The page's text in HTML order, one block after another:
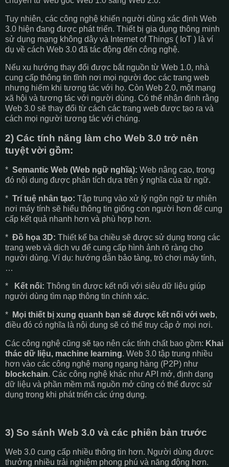
Tuy nhiên, các công nghệ khiến người dùng xác định Web
3.0 hiện đang được phát triển. Thiết bị gia dụng thông minh
sử dụng mạng không dây và Internet of Things ( IoT ) là ví
dụ về cách Web 3.0 đã tác động đến công nghệ.
Nếu xu hướng thay đổi được bắt nguồn từ Web 1.0, nhà
cung cấp thông tin tĩnh nơi mọi người đọc các trang web
nhưng hiếm khi tương tác với họ. Còn Web 2.0, một mạng
xã hội và tương tác với người dùng. Có thể nhận định rằng
Web 3.0 sẽ thay đổi từ cách các trang web được tạo ra và
cách mọi người tương tác với chúng.
2) Các tính năng làm cho Web 3.0 trở nên
tuyệt vời gồm:
* Semantic Web (Web ngữ nghĩa): Web nâng cao, trong
đó nội dung được phân tích dựa trên ý nghĩa của từ ngữ.
* Trí tuệ nhân tạo: Tập trung vào xử lý ngôn ngữ tự nhiên
nơi máy tính sẽ hiểu thông tin giống con người hơn để cung
cấp kết quả nhanh hơn và phù hợp hơn.
* Đồ họa 3D: Thiết kế ba chiều sẽ được sử dụng trong các
trang web và dịch vụ để cung cấp hình ảnh rõ ràng cho
người dùng. Ví dụ: hướng dẫn bảo tàng, trò chơi máy tính,
…
* Kết nối: Thông tin được kết nối với siêu dữ liệu giúp
người dùng tìm nạp thông tin chính xác.
* Mọi thiết bị xung quanh bạn sẽ được kết nối với web,
điều đó có nghĩa là nội dung sẽ có thể truy cập ở mọi nơi.
Các công nghệ cũng sẽ tạo nên các tính chất bao gồm: Khai
thác dữ liệu, machine learning. Web 3.0 tập trung nhiều
hơn vào các công nghệ mạng ngang hàng (P2P) như
blockchain. Các công nghệ khác như API mở, định dạng
dữ liệu và phần mềm mã nguồn mở cũng có thể được sử
dụng trong khi phát triển các ứng dụng.
3) So sánh Web 3.0 và các phiên bản trước
Web 3.0 cung cấp nhiều thông tin hơn. Người dùng được
thưởng nhiều trải nghiệm phong phú và năng động hơn.